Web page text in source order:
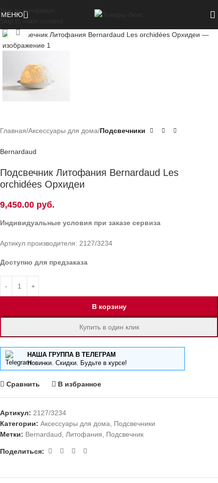
Skip to navigation
МЕНЮ
Нажмите, чтобы увеличить
Главная Аксессуары для дома Подсвечники
Bernardaud
Подсвечник Литофания Bernardaud Les
orchidées Орхидеи
9,450.00 руб.
Индивидуальные условия при заказе сервиза
Артикул производителя: 2127/3234
Доступно для предзаказа
В корзину
Купить в один клик
НАША ГРУППА В ТЕЛЕГРАМ
Новинки. Скидки. Будьте в курсе!
Сравнить В избранное
Артикул: 2127/3234
Категории: Аксессуары для дома
Подсвечники
Метки: Bernardaud Литофания Подсвечник
Поделиться: